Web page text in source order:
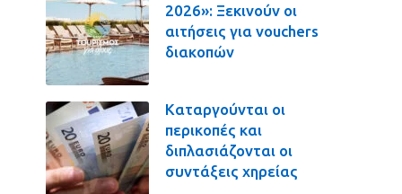
2026»: Ξεκινούν οι
αιτήσεις για vouchers
διακοπών
Καταργούνται οι
περικοπές και
διπλασιάζονται οι
συντάξεις χηρείας